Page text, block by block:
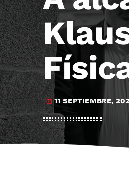
today 11 SEPTIEMBRE,